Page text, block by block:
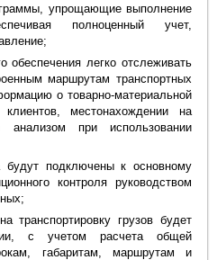
упрощающие выполнение
полноценный учет,
легко отслеживать
маршрутам транспортных
о товарно-материальной
клиентов, местонахождении на
анализом при использовании
будут подключены к основному
контроля руководством
транспортировку грузов будет
с учетом расчета общей
габаритам, маршрутам и